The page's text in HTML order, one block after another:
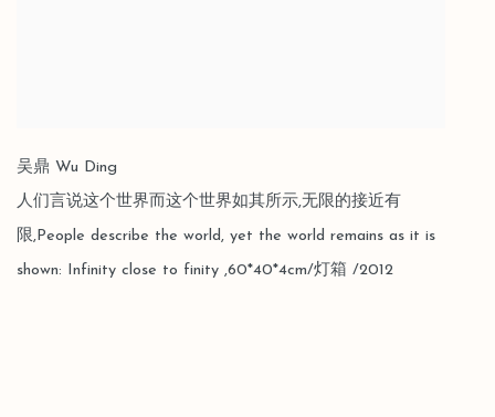
吴鼎 Wu Ding
人们言说这个世界而这个世界如其所示,无限的接近有
限,People describe the world , yet the world remains as it is
shown: Infinity close to finity ,60*40*4cm/灯箱 /2012